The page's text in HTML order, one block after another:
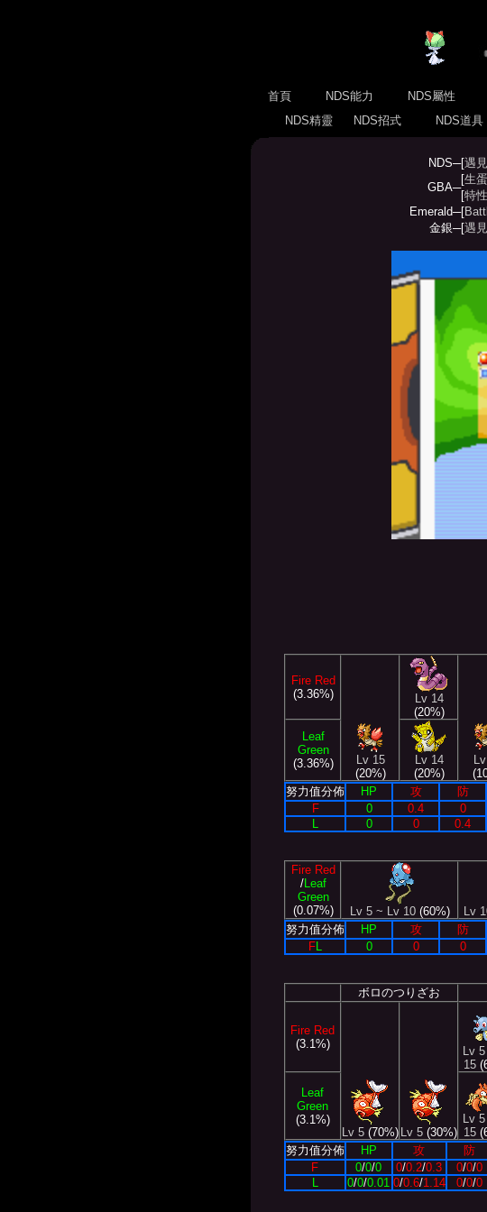
首頁 NDS能力 NDS屬性
NDS精靈
NDS招式 NDS道具
NDS─[遇
GBA─
[生蛋
[特性
Emerald─[
金銀─[遇
Fire Red
(3.36%)
Lv 15
(20%)
Lv 14
(20%)
Leaf
Green
(3.36%)
Lv 14
(20%)
努力值分佈
HP 攻 防
F
0 0.4 0
L
0 0 0.4
Fire Red
/Leaf
Green
(0.07%)
Lv 5 ~ Lv 10(60%) Lv
努力值分佈
HP 攻 防
F
0 0 0
ボロのつりざお
Fire Red
(3.1%)
Lv 5(70%) Lv 5(30%)
Lv
15
Leaf
Green
(3.1%)
Lv
15
努力值分佈
HP 攻 防
F
0/0/0 0/0.2/0.3 0/0/0
L
0/0/0.01 0/0.6/1.14 0/0/0